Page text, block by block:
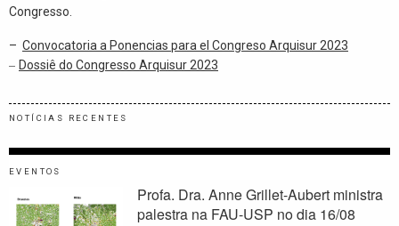
Congresso.
– Convocatoria a Ponencias para el Congreso Arquisur 2023
– Dossiê do Congresso Arquisur 2023
NOTÍCIAS RECENTES
EVENTOS
Profa. Dra. Anne Grillet-Aubert ministra
palestra na FAU-USP no dia 16/08